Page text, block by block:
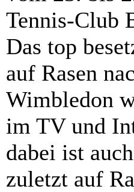
Tennis‑Club
Das top
auf Rasen
Wimbledon
im TV und
dabei ist
zuletzt auf